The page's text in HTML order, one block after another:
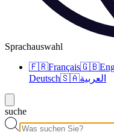
Sprachauswahl
🇫🇷Français🇬🇧
Deutsch🇸🇦العربية
suche